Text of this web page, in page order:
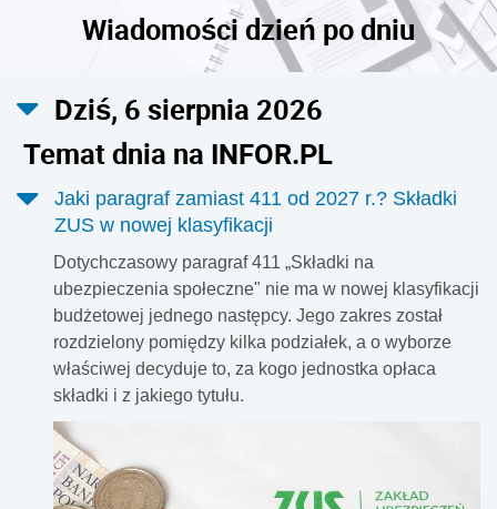
Wiadomości dzień po dniu
Dziś, 6 sierpnia 2026
Temat dnia na INFOR.PL
Jaki paragraf zamiast 411 od 2027 r.? Składki
ZUS w nowej klasyfikacji
Dotychczasowy paragraf 411 „Składki na
ubezpieczenia społeczne" nie ma w nowej klasyfikacji
budżetowej jednego następcy. Jego zakres został
rozdzielony pomiędzy kilka podziałek, a o wyborze
właściwej decyduje to, za kogo jednostka opłaca
składki i z jakiego tytułu.